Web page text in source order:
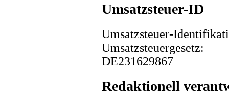
Umsatzsteuer-ID
Umsatzsteuer-
Umsatzsteuergesetz:
DE231629867
Redaktionell